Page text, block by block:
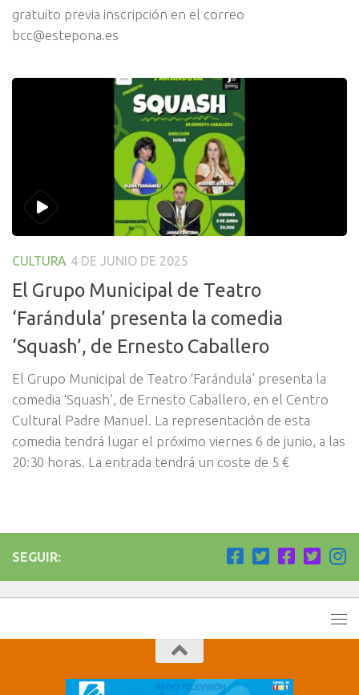
gratuito previa inscripción en el correo
bcc@estepona.es
CULTURA 4 DE JUNIO DE 2025
El Grupo Municipal de Teatro
‘Farándula’ presenta la comedia
‘Squash’, de Ernesto Caballero
El Grupo Municipal de Teatro ‘Farándula’ presenta la
comedia ‘Squash’, de Ernesto Caballero, en el Centro
Cultural Padre Manuel. La representación de esta
comedia tendrá lugar el próximo viernes 6 de junio, a las
20:30 horas. La entrada tendrá un coste de 5 €
SEGUIR: